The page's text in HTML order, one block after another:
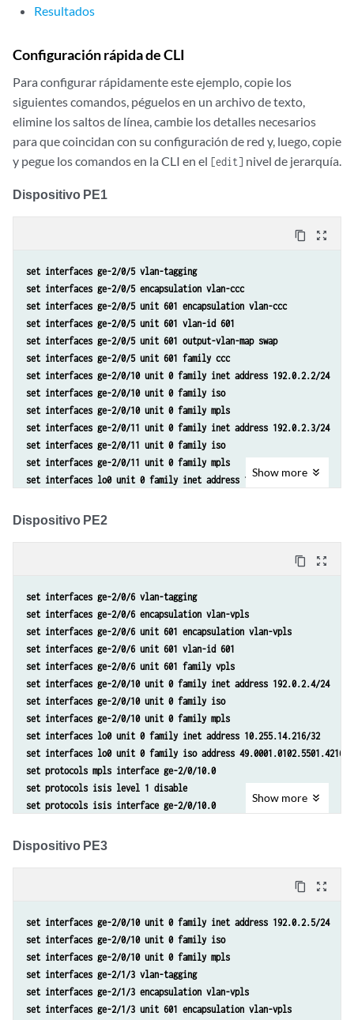
Neighbor                  Type  St     Time last up          #
Resultados
Configuración rápida de CLI
Para configurar rápidamente este ejemplo, copie los
siguientes comandos, péguelos en un archivo de texto,
elimine los saltos de línea, cambie los detalles necesarios
para que coincidan con su configuración de red y, luego, copie
y pegue los comandos en la CLI en el [edit] nivel de jerarquía.
Dispositivo PE1
content_copy zoom_out_map
set interfaces ge-2/0/5 vlan-tagging
set interfaces ge-2/0/5 encapsulation vlan-ccc
set interfaces ge-2/0/5 unit 601 encapsulation vlan-ccc
set interfaces ge-2/0/5 unit 601 vlan-id 601
set interfaces ge-2/0/5 unit 601 output-vlan-map swap
set interfaces ge-2/0/5 unit 601 family ccc
set interfaces ge-2/0/10 unit 0 family inet address 192.0.2.2/24
set interfaces ge-2/0/10 unit 0 family iso
set interfaces ge-2/0/10 unit 0 family mpls
set interfaces ge-2/0/11 unit 0 family inet address 192.0.2.3/24
set interfaces ge-2/0/11 unit 0 family iso
set interfaces ge-2/0/11 unit 0 family mpls
set interfaces lo0 unit 0 family inet address 10.255.14.217/32
set protocols mpls interface ge-2/0/10.0
set protocols isis interface lo0.0
set protocols ldp interface ge-2/0/10.0
set protocols ldp interface ge-2/0/11.0
set protocols ldp interface lo0.0
set protocols l2circuit neighbor 10.255.14.225 interface ge-2/0/
set protocols l2circuit neighbor 10.255.14.225 interface ge-2/0/
set protocols l2circuit neighbor 10.255.14.225 interface ge-2/0/5.601
set routing-options router-id 10.255.14.217
Show more
Dispositivo PE2
content_copy zoom_out_map
set interfaces ge-2/0/6 vlan-tagging
set interfaces ge-2/0/6 encapsulation vlan-vpls
set interfaces ge-2/0/6 unit 601 encapsulation vlan-vpls
set interfaces ge-2/0/6 unit 601 vlan-id 601
set interfaces ge-2/0/6 unit 601 family vpls
set interfaces ge-2/0/10 unit 0 family inet address 192.0.2.4/24
set interfaces ge-2/0/10 unit 0 family iso
set interfaces ge-2/0/10 unit 0 family mpls
set interfaces lo0 unit 0 family inet address 10.255.14.216/32
set interfaces lo0 unit 0 family iso address
set protocols mpls interface ge-2/0/10.0
set protocols isis level 1 disable
set protocols isis interface ge-2/0/10.0
set protocols ldp interface ge-2/0/10.0
set routing-instances customer protocols vpls neighbor
set routing-options router-id 10.255.14.216
Show more
Dispositivo PE3
content_copy zoom_out_map
set interfaces ge-2/0/10 unit 0 family inet address 192.0.2.5/24
set interfaces ge-2/0/10 unit 0 family iso
set interfaces ge-2/0/10 unit 0 family mpls
set interfaces ge-2/1/3 vlan-tagging
set interfaces ge-2/1/3 encapsulation vlan-vpls
set interfaces ge-2/1/3 unit 601 encapsulation vlan-vpls